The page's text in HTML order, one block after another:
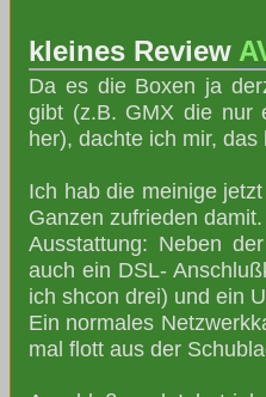
kleines Review
Da es die Boxen ja
gibt (z.B. GMX die nur
her), dachte ich mir,
Ich hab die meinige
Ganzen zufrieden damit.
Ausstattung: Neben
auch ein DSL-
ich shcon drei) und ein
Ein normales
mal flott aus der